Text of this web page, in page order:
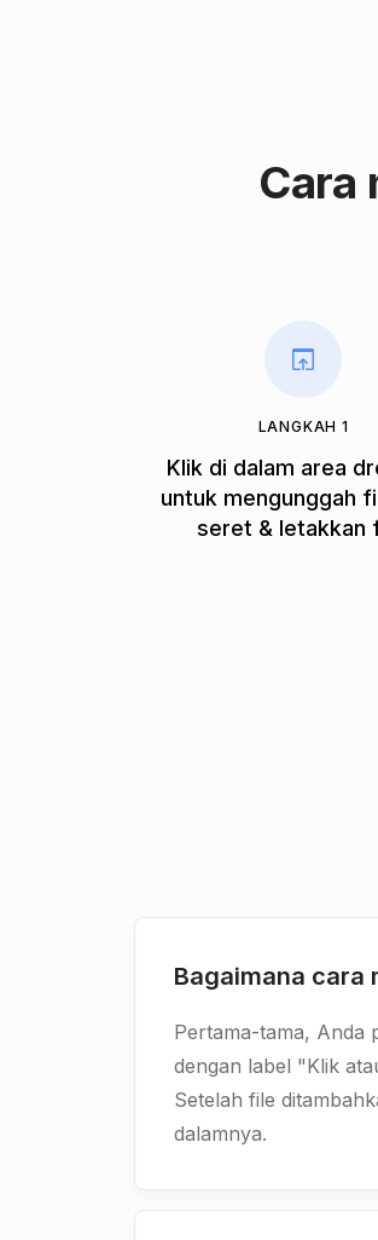
Cara
LANGKAH 1
Klik di dalam area
untuk mengunggah
seret & letakkan
Bagaimana cara
Pertama-tama, Anda
dengan label "Klik
Setelah file
dalamnya.